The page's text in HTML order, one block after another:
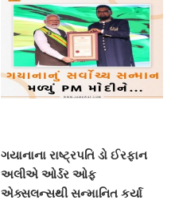
ગયાનાના રાષ્ટ્રપતિ ડો ઈરફાન
અલીએ ઓર્ડર ઓફ
એક્સલન્સથી સન્માનિત કર્યા